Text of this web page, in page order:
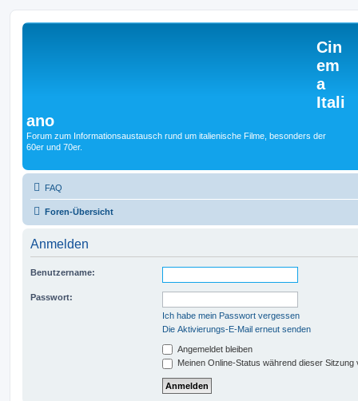
Cin
em
a
Itali
ano
Forum zum Informationsaustausch rund um italienische Filme, besonders der
60er und 70er.
FAQ
Foren-Übersicht
Anmelden
Benutzername:
Passwort:
Ich habe mein Passwort vergessen
Die Aktivierungs-E-Mail erneut senden
Angemeldet bleiben
Meinen Online-Status während dieser Sitzung